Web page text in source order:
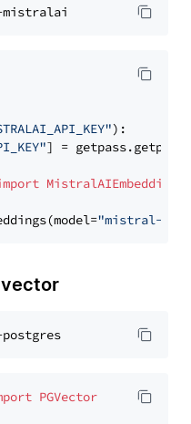
):
] = getpass.getpass(
MistralAIEmbeddings
"mistral-
PGVector